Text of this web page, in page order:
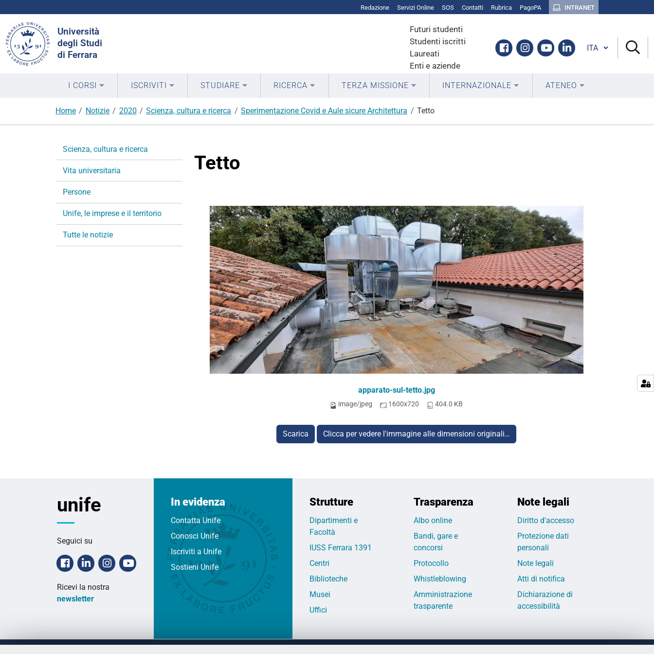
Redazione Servizi Online SOS Contatti Rubrica PagoPA INTRANET
Università
degli Studi
di Ferrara
Futuri studenti
Studenti iscritti
Laureati
Enti e aziende
Facebook
Instagram
YoutubeLinkedin
nel
sito
Cambia lingua
I CORSI ISCRIVITI STUDIARE RICERCA TERZA MISSIONE INTERNAZIONALE ATENEO
Home Notizie 2020 Scienza, cultura e ricerca Sperimentazione Covid e Aule sicure Architettura Tetto
Tetto
apparato-sul-tetto.jpg
image/jpeg 1600x720 404.0 KB
Scarica Clicca per vedere l'immagine alle dimensioni originali…
i
a
i
n
Scienza, cultura e ricerca
Vita universitaria
Persone
Unife, le imprese e il territorio
Tutte le notizie
unife
Seguici su
Facebook
LinkedinInstagramYoutube
Ricevi la nostra
newsletter
In evidenza
Contatta Unife
Conosci Unife
Iscriviti a Unife
Sostieni Unife
Strutture
Dipartimenti e
Facoltà
IUSS Ferrara 1391
Centri
Biblioteche
Musei
Uffici
Trasparenza
Albo online
Bandi, gare e
concorsi
Protocollo
Whistleblowing
Amministrazione
trasparente
Note legali
Diritto d'accesso
Protezione dati
personali
Note legali
Atti di notifica
Dichiarazione di
accessibilità